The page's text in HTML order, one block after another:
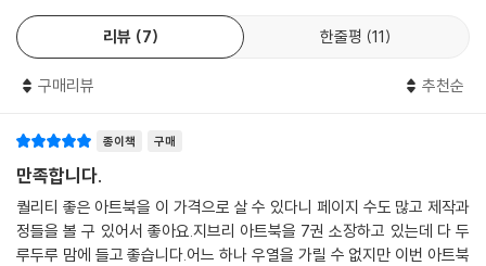
리뷰 7 한줄평 11
구매리뷰 추천순
종이책 구매
만족합니다.
퀄리티 좋은 아트북을 이 가격으로 살 수 있다니 페이지 수도 많고 제작과
정들을 볼 구 있어서 좋아요.지브리 아트북을 7권 소장하고 있는데 다 두
루두루 맘에 들고 좋습니다.어느 하나 우열을 가릴 수 없지만 이번 아트북